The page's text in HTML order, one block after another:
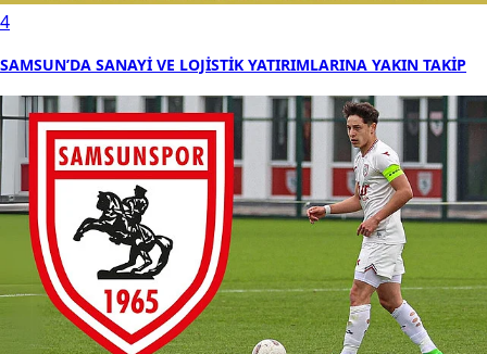
4
SAMSUN’DA SANAYİ VE LOJİSTİK YATIRIMLARINA YAKIN TAKİP